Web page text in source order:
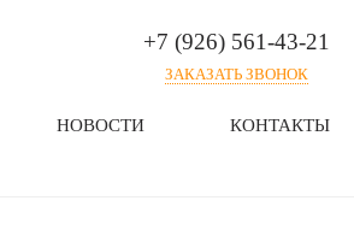
+7 (926) 561-43-21
ЗАКАЗАТЬ ЗВОНОК
НОВОСТИ КОНТАКТЫ